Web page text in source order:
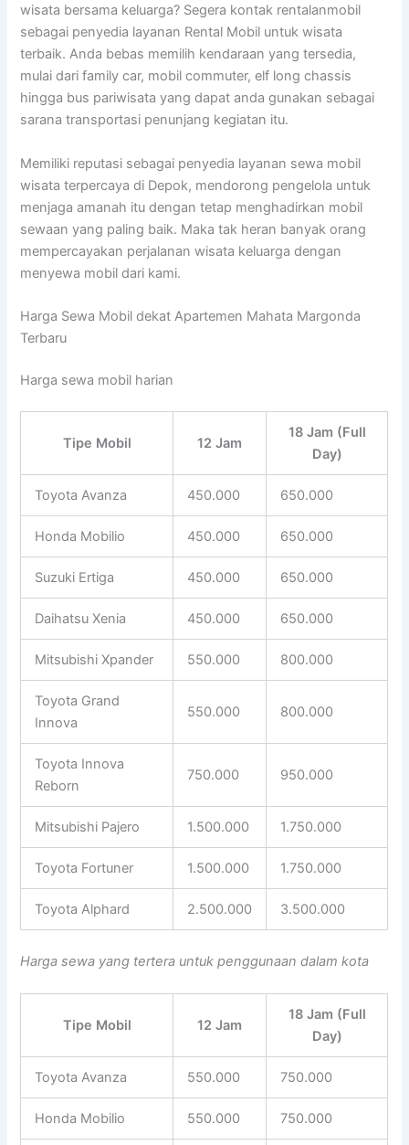
wisata bersama keluarga? Segera kontak rentalanmobil
sebagai penyedia layanan Rental Mobil untuk wisata
terbaik. Anda bebas memilih kendaraan yang tersedia,
mulai dari family car, mobil commuter, elf long chassis
hingga bus pariwisata yang dapat anda gunakan sebagai
sarana transportasi penunjang kegiatan itu.
Memiliki reputasi sebagai penyedia layanan sewa mobil
wisata terpercaya di Depok, mendorong pengelola untuk
menjaga amanah itu dengan tetap menghadirkan mobil
sewaan yang paling baik. Maka tak heran banyak orang
mempercayakan perjalanan wisata keluarga dengan
menyewa mobil dari kami.
Harga Sewa Mobil dekat Apartemen Mahata Margonda
Terbaru
Harga sewa mobil harian
Tipe Mobil 12 Jam
18 Jam (Full
Day)
Toyota Avanza 450.000 650.000
Honda Mobilio 450.000 650.000
Suzuki Ertiga 450.000 650.000
Daihatsu Xenia 450.000 650.000
Mitsubishi Xpander 550.000 800.000
Toyota Grand
Innova
550.000 800.000
Toyota Innova
Reborn
750.000 950.000
Mitsubishi Pajero 1.500.000 1.750.000
Toyota Fortuner 1.500.000 1.750.000
Toyota Alphard 2.500.000 3.500.000
Harga sewa yang tertera untuk penggunaan dalam kota
Tipe Mobil 12 Jam
18 Jam (Full
Day)
Toyota Avanza 550.000 750.000
Honda Mobilio 550.000 750.000